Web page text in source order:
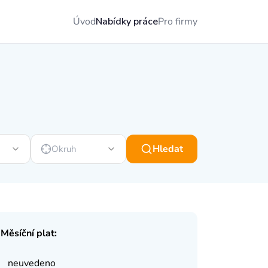
ÚvodNabídky prácePro firmy
Okruh Hledat
Měsíční plat:
neuvedeno